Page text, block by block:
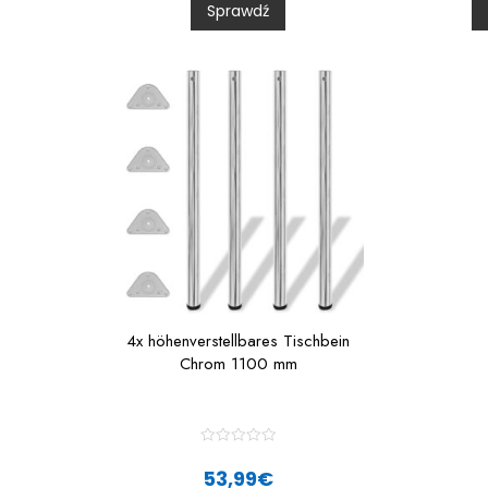
o
u
t
Sprawdź
t
4x höhenverstellbares Tischbein
Chrom 1100 mm
t53,99€